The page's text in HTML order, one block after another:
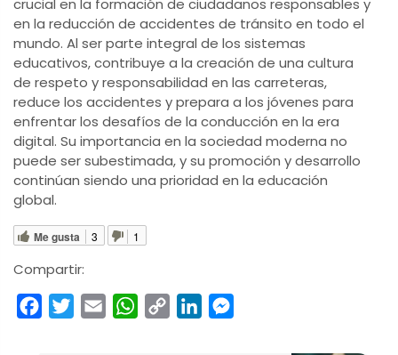
crucial en la formación de ciudadanos responsables y
en la reducción de accidentes de tránsito en todo el
mundo. Al ser parte integral de los sistemas
educativos, contribuye a la creación de una cultura
de respeto y responsabilidad en las carreteras,
reduce los accidentes y prepara a los jóvenes para
enfrentar los desafíos de la conducción en la era
digital. Su importancia en la sociedad moderna no
puede ser subestimada, y su promoción y desarrollo
continúan siendo una prioridad en la educación
global.
Me gusta 3 1
Compartir:
FacebookTwitterEmail WhatsApp
Copy
LinkedIn